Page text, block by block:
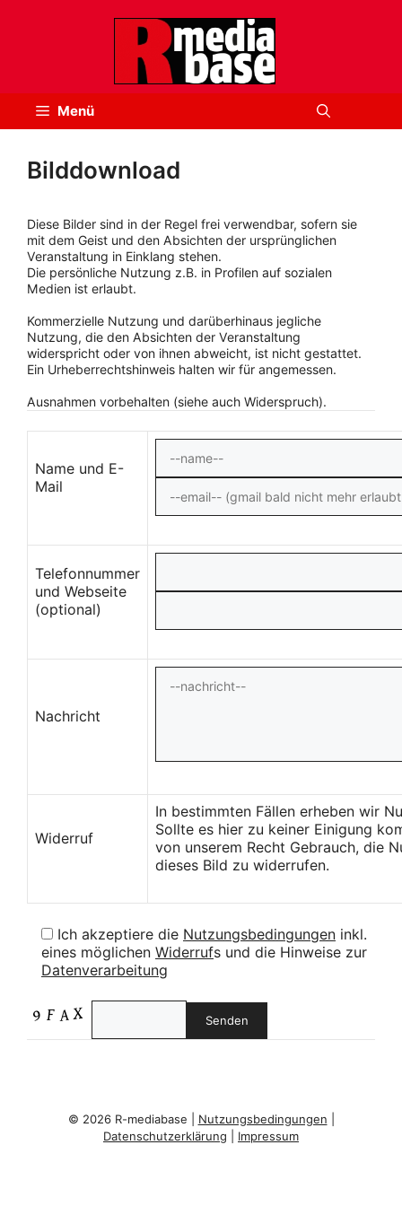
Menü
Bilddownload
Diese Bilder sind in der Regel frei verwendbar, sofern sie
mit dem Geist und den Absichten der ursprünglichen
Veranstaltung in Einklang stehen.
Die persönliche Nutzung z.B. in Profilen auf sozialen
Medien ist erlaubt.
Kommerzielle Nutzung und darüberhinaus jegliche
Nutzung, die den Absichten der Veranstaltung
widerspricht oder von ihnen abweicht, ist nicht gestattet.
Ein Urheberrechtshinweis halten wir für angemessen.
Ausnahmen vorbehalten (siehe auch Widerspruch).
Name und E-
Mail
Telefonnummer
und Webseite
(optional)
Nachricht
Widerruf
In bestimmten Fällen erheben wir
Sollte es hier zu keiner Einigung
von unserem Recht Gebrauch, die
dieses Bild zu widerrufen.
Ich akzeptiere die Nutzungsbedingungen inkl.
eines möglichen Widerrufs und die Hinweise zur
Datenverarbeitung
© 2026 R-mediabase | Nutzungsbedingungen
Datenschutzerklärung
Impressum